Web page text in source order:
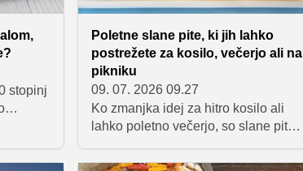
stopinj
le od
Poletne slane pite, ki jih lahko
postrežete za kosilo, večerjo ali na
pikniku
09. 07. 2026 09.27
Ko zmanjka idej za hitro kosilo ali
lahko poletno večerjo, so slane pite
testom so pripravljene v rekordnem